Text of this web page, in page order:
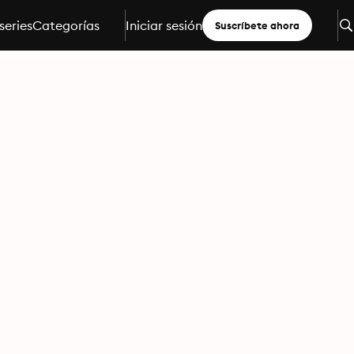
Categorías Iniciar sesión Suscríbete ahora